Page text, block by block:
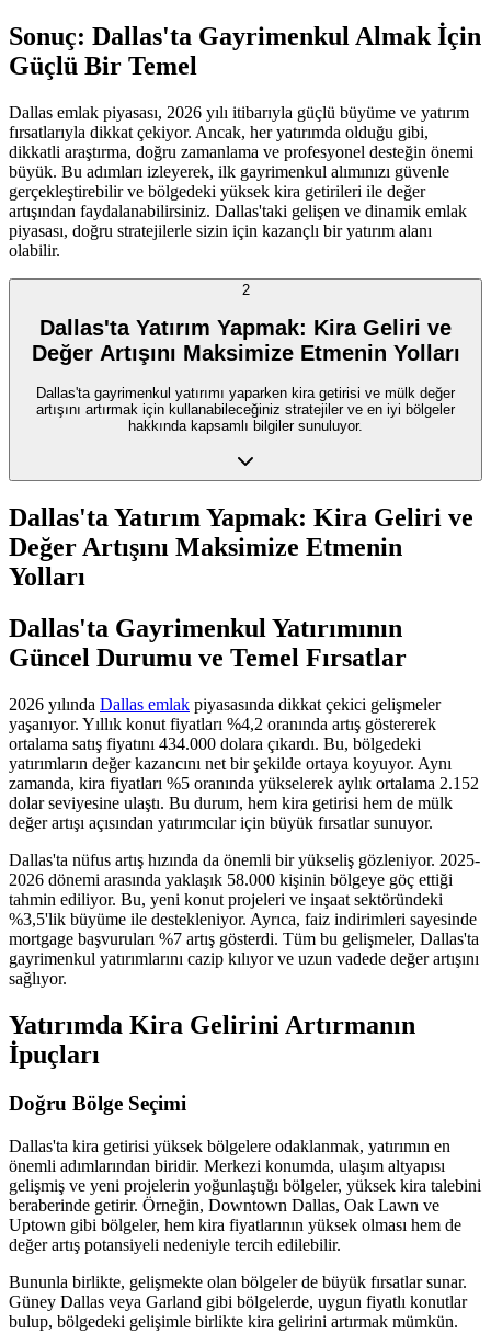
Sonuç: Dallas'ta Gayrimenkul Almak İçin
Güçlü Bir Temel
Dallas emlak piyasası, 2026 yılı itibarıyla güçlü büyüme ve yatırım
fırsatlarıyla dikkat çekiyor. Ancak, her yatırımda olduğu gibi,
dikkatli araştırma, doğru zamanlama ve profesyonel desteğin önemi
büyük. Bu adımları izleyerek, ilk gayrimenkul alımınızı güvenle
gerçekleştirebilir ve bölgedeki yüksek kira getirileri ile değer
artışından faydalanabilirsiniz. Dallas'taki gelişen ve dinamik emlak
piyasası, doğru stratejilerle sizin için kazançlı bir yatırım alanı
olabilir.
2
Dallas'ta Yatırım Yapmak: Kira Geliri ve
Değer Artışını Maksimize Etmenin Yolları
Dallas'ta gayrimenkul yatırımı yaparken kira getirisi ve mülk değer
artışını artırmak için kullanabileceğiniz stratejiler ve en iyi bölgeler
hakkında kapsamlı bilgiler sunuluyor.
Dallas'ta Yatırım Yapmak: Kira Geliri ve
Değer Artışını Maksimize Etmenin
Yolları
Dallas'ta Gayrimenkul Yatırımının
Güncel Durumu ve Temel Fırsatlar
2026 yılında Dallas emlak piyasasında dikkat çekici gelişmeler
yaşanıyor. Yıllık konut fiyatları %4,2 oranında artış göstererek
ortalama satış fiyatını 434.000 dolara çıkardı. Bu, bölgedeki
yatırımların değer kazancını net bir şekilde ortaya koyuyor. Aynı
zamanda, kira fiyatları %5 oranında yükselerek aylık ortalama 2.152
dolar seviyesine ulaştı. Bu durum, hem kira getirisi hem de mülk
değer artışı açısından yatırımcılar için büyük fırsatlar sunuyor.
Dallas'ta nüfus artış hızında da önemli bir yükseliş gözleniyor. 2025-
2026 dönemi arasında yaklaşık 58.000 kişinin bölgeye göç ettiği
tahmin ediliyor. Bu, yeni konut projeleri ve inşaat sektöründeki
%3,5'lik büyüme ile destekleniyor. Ayrıca, faiz indirimleri sayesinde
mortgage başvuruları %7 artış gösterdi. Tüm bu gelişmeler, Dallas'ta
gayrimenkul yatırımlarını cazip kılıyor ve uzun vadede değer artışını
sağlıyor.
Yatırımda Kira Gelirini Artırmanın
İpuçları
Doğru Bölge Seçimi
Dallas'ta kira getirisi yüksek bölgelere odaklanmak, yatırımın en
önemli adımlarından biridir. Merkezi konumda, ulaşım altyapısı
gelişmiş ve yeni projelerin yoğunlaştığı bölgeler, yüksek kira talebini
beraberinde getirir. Örneğin, Downtown Dallas, Oak Lawn ve
Uptown gibi bölgeler, hem kira fiyatlarının yüksek olması hem de
değer artış potansiyeli nedeniyle tercih edilebilir.
Bununla birlikte, gelişmekte olan bölgeler de büyük fırsatlar sunar.
Güney Dallas veya Garland gibi bölgelerde, uygun fiyatlı konutlar
bulup, bölgedeki gelişimle birlikte kira gelirini artırmak mümkün.